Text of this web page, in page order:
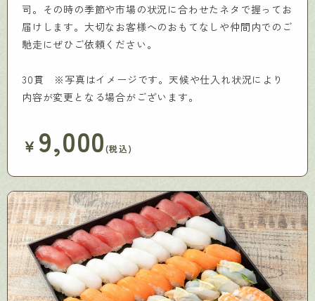
司。その時の季節や市場の状況に合わせたネタで握ってお
届けします。大切なお客様へのおもてなしや仲間内でのご
馳走にぜひご依頼ください。
30貫 ※写真はイメージです。天候や仕入れ状況により
内容が変更となる場合がございます。
￥ 9,000(税込)